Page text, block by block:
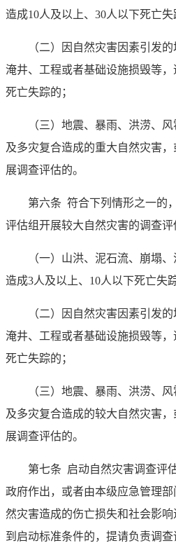
造成10人及以上、30人以下死亡失
（二）因自然灾害因素引发
淹井、工程或者基础设施损毁等
死亡失踪的；
（三）地震、暴雨、洪涝、
及多灾复合造成的重大自然灾害
展调查评估的。
第六条 符合下列情形之一的
评估组开展较大自然灾害的调查评
（一）山洪、泥石流、崩塌
造成3人及以上、10人以下死亡失踪
（二）因自然灾害因素引发
淹井、工程或者基础设施损毁等
死亡失踪的；
（三）地震、暴雨、洪涝、
及多灾复合造成的较大自然灾害
展调查评估的。
第七条 启动自然灾害调查评
政府作出，或者由本级应急管理
然灾害造成的伤亡损失和社会影
到启动标准条件的，提请负责调查